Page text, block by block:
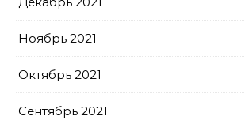
Ноябрь 2021
Октябрь 2021
Сентябрь 2021